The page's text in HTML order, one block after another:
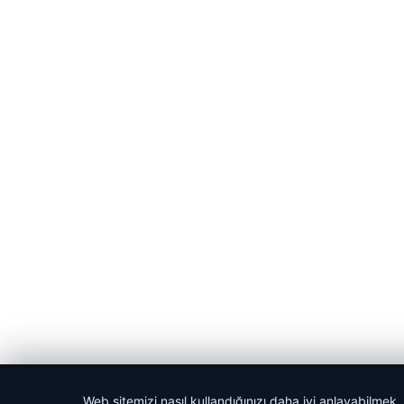
Web sitemizi nasıl kullandığınızı daha iyi